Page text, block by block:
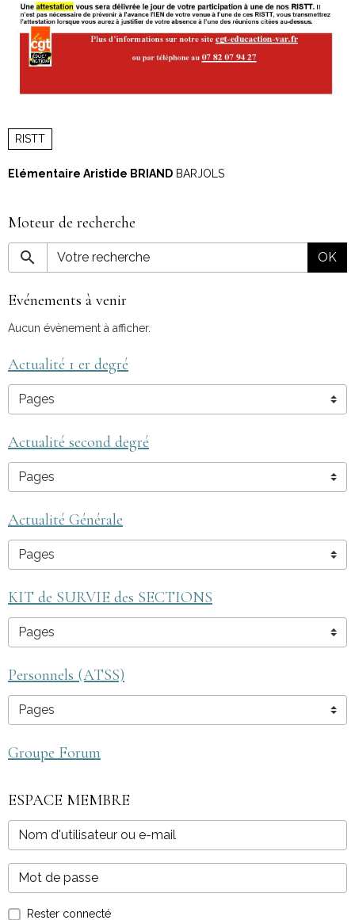
RISTT
Elémentaire Aristide BRIAND BARJOLS
Moteur de recherche
OK
Evénements à venir
Aucun évènement à afficher.
Actualité 1 er degré
Actualité second degré
Actualité Générale
KIT de SURVIE des SECTIONS
Personnels (ATSS)
Groupe Forum
ESPACE MEMBRE
Rester connecté